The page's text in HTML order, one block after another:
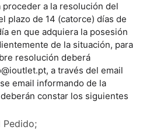
a la resolución del
plazo de 14 (catorce) días de
en que adquiera la posesión
de la situación, para
resolución deberá
, a través del email
email informando de la
constar los siguientes
Pedido;